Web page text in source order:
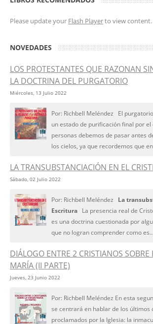
Please update your Flash Playerto view content.
NOVEDADES
LOS PROTESTANTES QUE RAZONAN
LA DOCTRINA DEL PURGATORIO
Miércoles, 13 Julio 2022
Por: Richbell Meléndez El
un estado de purificación final por el
personas debemos de pasar antes
los cielos, ya que recordemos que
LA TRANSUBSTANCIACIÓN EN EL
Sábado, 02 Julio 2022
Por: Richbell Meléndez La
Escritura La presencia real de
es una doctrina cuestionada por
que no logran comprender como es...
DIÁLOGO ENTRE 2 CRISTIANOS SOBRE
MARÍA (II PARTE)
Jueves, 23 Junio 2022
Por: Richbell Meléndez En esta
se centrará en hablar de los últimos
proclamados por la Iglesia: la